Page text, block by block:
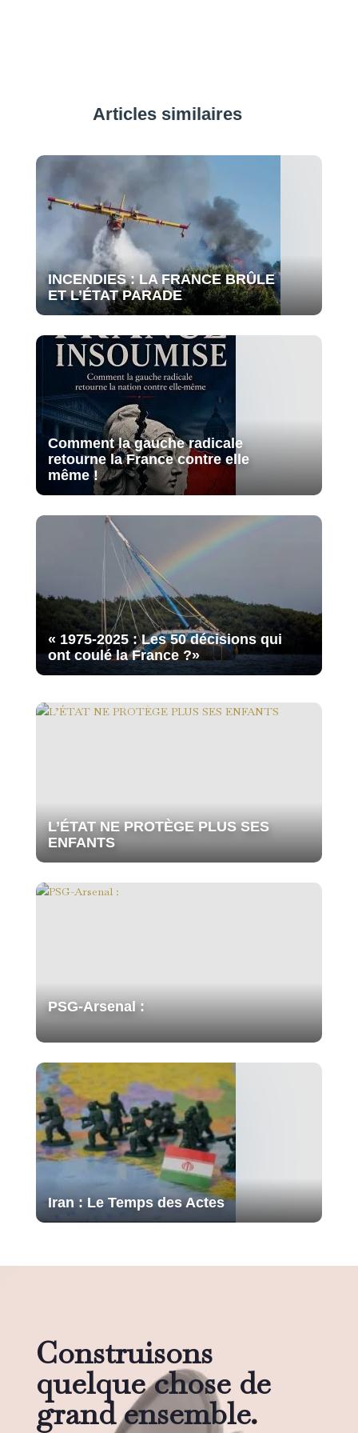
Articles similaires
INCENDIES : LA FRANCE BRÛLE
ET L’ÉTAT PARADE
Comment la gauche radicale
retourne la France contre elle
même !
« 1975-2025 : Les 50 décisions qui
ont coulé la France ?»
L’ÉTAT NE PROTÈGE PLUS SES
ENFANTS
PSG-Arsenal :
Iran : Le Temps des Actes
Construisons
quelque chose de
grand ensemble.